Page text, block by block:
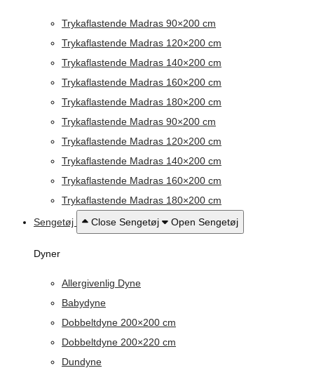
Trykaflastende Madras 90×200 cm
Trykaflastende Madras 120×200 cm
Trykaflastende Madras 140×200 cm
Trykaflastende Madras 160×200 cm
Trykaflastende Madras 180×200 cm
Trykaflastende Madras 90×200 cm
Trykaflastende Madras 120×200 cm
Trykaflastende Madras 140×200 cm
Trykaflastende Madras 160×200 cm
Trykaflastende Madras 180×200 cm
Sengetøj
Close Sengetøj Open Sengetøj
Dyner
Allergivenlig Dyne
Babydyne
Dobbeltdyne 200×200 cm
Dobbeltdyne 200×220 cm
Dundyne